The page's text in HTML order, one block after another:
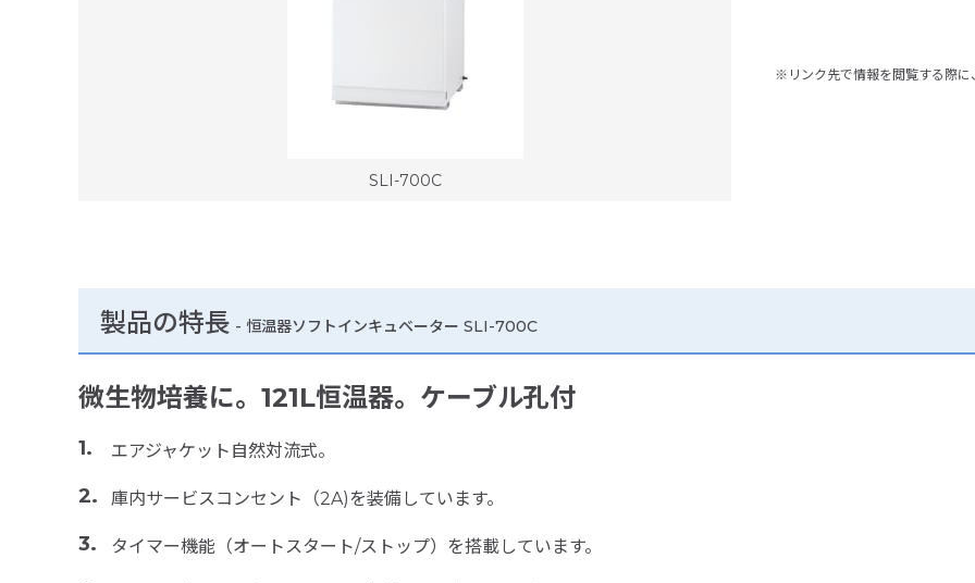
SLI-700C
※リンク先で情報を閲覧する際に
製品の特長 - 恒温器ソフトインキュベーター SLI-700C
微生物培養に。121L恒温器。ケーブル孔付
エアジャケット自然対流式。
庫内サービスコンセント（2A)を装備しています。
タイマー機能（オートスタート/ストップ）を搭載しています。